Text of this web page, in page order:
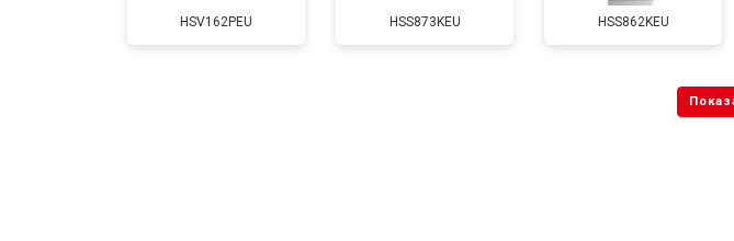
HSV162PEU HSS873KEU HSS862KEU